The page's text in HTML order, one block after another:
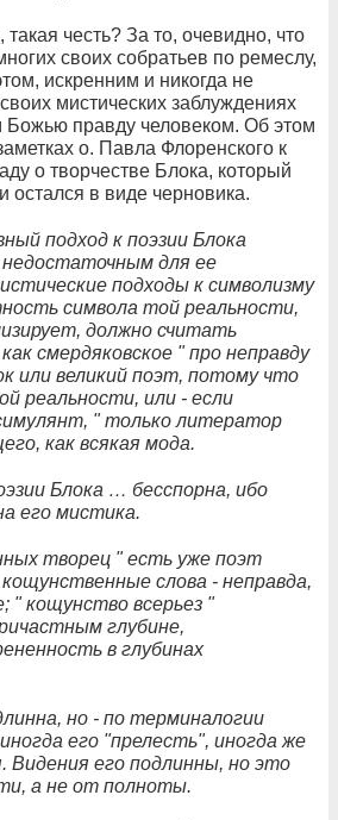
такая честь? За то, очевидно, что
своих собратьев по ремеслу,
искренним и никогда не
мистических заблуждениях
Божью правду человеком. Об этом
о. Павла Флоренского к
о творчестве Блока, который
остался в виде черновика.
подход к поэзии Блока
для ее
подходы к символизму
символа той реальности,
должно считать
смердяковское " про неправду
или великий поэт, потому что
реальности, или - если
" только литератор
как всякая мода.
Блока … бесспорна, ибо
его мистика.
творец " есть уже поэт
слова - неправда,
" кощунство всерьез "
глубине,
в глубинах
но - по терминалогии
его "прелесть", иногда же
Видения его подлинны, но это
а не от полноты.